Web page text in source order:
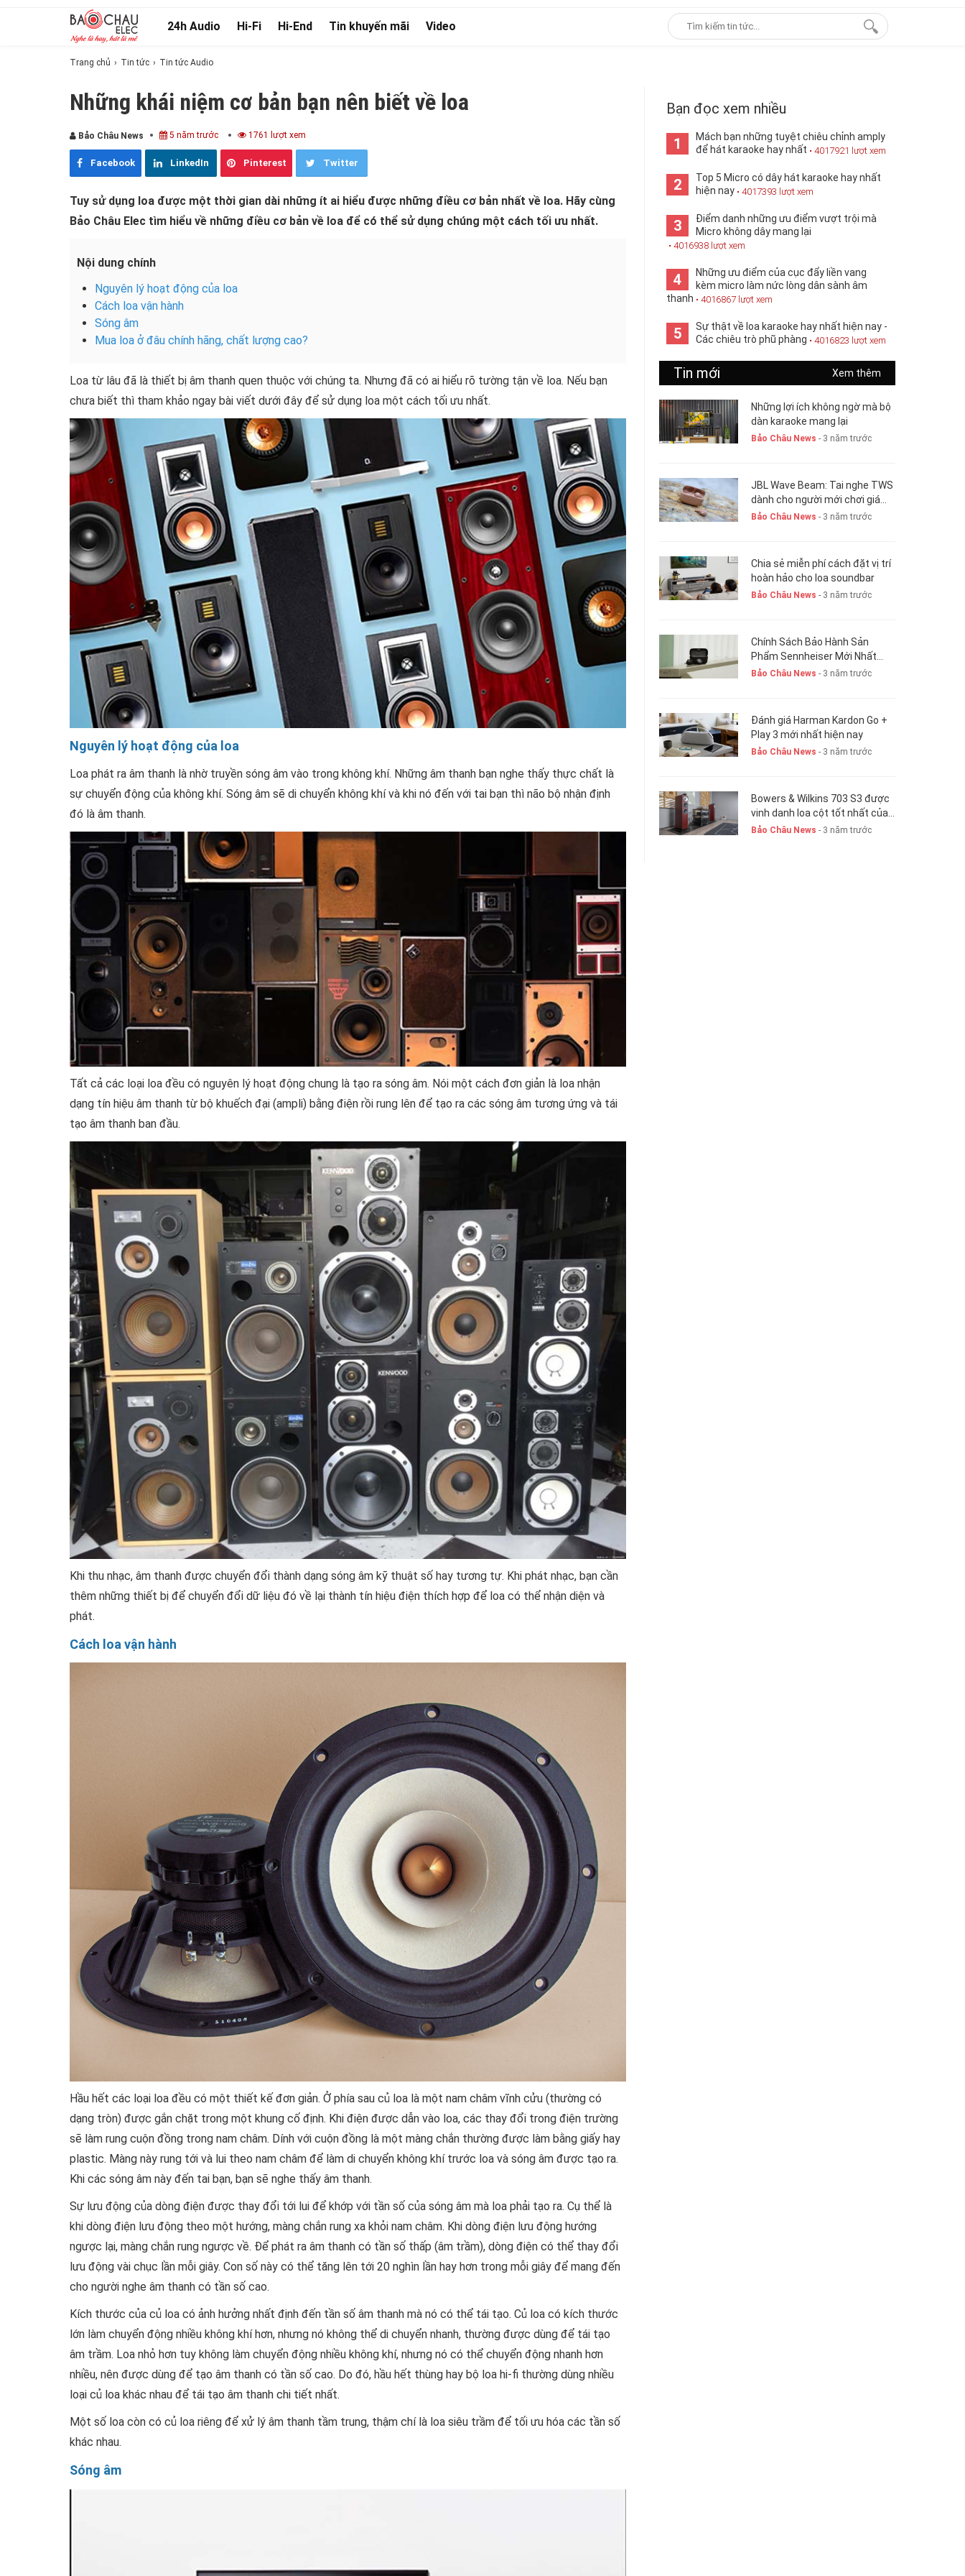
24h Audio Hi-Fi Hi-End Tin khuyến mãi Video
Trang chủ Tin tức Tin tức Audio
Những khái niệm cơ bản bạn nên biết về loa
Bảo Châu News 5 năm trước 1761 lượt xem
Facebook LinkedIn Pinterest Twitter
Tuy sử dụng loa được một thời gian dài những ít ai hiểu được những điều cơ bản nhất về loa. Hãy cùng
Bảo Châu Elec tìm hiểu về những điều cơ bản về loa để có thể sử dụng chúng một cách tối ưu nhất.
Nội dung chính
Nguyên lý hoạt động của loa
Cách loa vận hành
Sóng âm
Mua loa ở đâu chính hãng, chất lượng cao?
Loa từ lâu đã là thiết bị âm thanh quen thuộc với chúng ta. Nhưng đã có ai hiểu rõ tường tận về loa. Nếu bạn
chưa biết thì tham khảo ngay bài viết dưới đây để sử dụng loa một cách tối ưu nhất.
Nguyên lý hoạt động của loa
Loa phát ra âm thanh là nhờ truyền sóng âm vào trong không khí. Những âm thanh bạn nghe thấy thực chất là
sự chuyển động của không khí. Sóng âm sẽ di chuyển không khí và khi nó đến với tai bạn thì não bộ nhận định
đó là âm thanh.
Tất cả các loại loa đều có nguyên lý hoạt động chung là tạo ra sóng âm. Nói một cách đơn giản là loa nhận
dạng tín hiệu âm thanh từ bộ khuếch đại (ampli) bằng điện rồi rung lên để tạo ra các sóng âm tương ứng và tái
tạo âm thanh ban đầu.
Khi thu nhạc, âm thanh được chuyển đổi thành dạng sóng âm kỹ thuật số hay tương tự. Khi phát nhạc, bạn cần
thêm những thiết bị để chuyển đổi dữ liệu đó về lại thành tín hiệu điện thích hợp để loa có thể nhận diện và
phát.
Cách loa vận hành
Hầu hết các loại loa đều có một thiết kế đơn giản. Ở phía sau củ loa là một nam châm vĩnh cửu (thường có
dạng tròn) được gắn chặt trong một khung cố định. Khi điện được dẫn vào loa, các thay đổi trong điện trường
sẽ làm rung cuộn đồng trong nam châm. Dính với cuộn đồng là một màng chắn thường được làm bằng giấy hay
plastic. Màng này rung tới và lui theo nam châm để làm di chuyển không khí trước loa và sóng âm được tạo ra.
Khi các sóng âm này đến tai bạn, bạn sẽ nghe thấy âm thanh.
Sự lưu động của dòng điện được thay đổi tới lui để khớp với tần số của sóng âm mà loa phải tạo ra. Cụ thể là
khi dòng điện lưu động theo một hướng, màng chắn rung xa khỏi nam châm. Khi dòng điện lưu động hướng
ngược lại, màng chắn rung ngược về. Để phát ra âm thanh có tần số thấp (âm trầm), dòng điện có thể thay đổi
lưu động vài chục lần mỗi giây. Con số này có thể tăng lên tới 20 nghìn lần hay hơn trong mỗi giây để mang đến
cho người nghe âm thanh có tần số cao.
Kích thước của củ loa có ảnh hưởng nhất định đến tần số âm thanh mà nó có thể tái tạo. Củ loa có kích thước
lớn làm chuyển động nhiều không khí hơn, nhưng nó không thể di chuyển nhanh, thường được dùng để tái tạo
âm trầm. Loa nhỏ hơn tuy không làm chuyển động nhiều không khí, nhưng nó có thể chuyển động nhanh hơn
nhiều, nên được dùng để tạo âm thanh có tần số cao. Do đó, hầu hết thùng hay bộ loa hi-fi thường dùng nhiều
loại củ loa khác nhau để tái tạo âm thanh chi tiết nhất.
Một số loa còn có củ loa riêng để xử lý âm thanh tầm trung, thậm chí là loa siêu trầm để tối ưu hóa các tần số
khác nhau.
Sóng âm
Bạn đọc xem nhiều
1
Mách bạn những tuyệt chiêu chỉnh amply
để hát karaoke hay nhất • 4017921 lượt xem
2
Top 5 Micro có dây hát karaoke hay nhất
hiện nay • 4017393 lượt xem
3
Điểm danh những ưu điểm vượt trội mà
Micro không dây mang lại
• 4016938 lượt xem
4
Những ưu điểm của cục đẩy liền vang
kèm micro làm nức lòng dân sành âm
thanh • 4016867 lượt xem
5
Sự thật về loa karaoke hay nhất hiện nay -
Các chiêu trò phũ phàng • 4016823 lượt xem
Tin mới Xem thêm
Những lợi ích không ngờ mà bộ
dàn karaoke mang lại
Bảo Châu News - 3 năm trước
JBL Wave Beam: Tai nghe TWS
dành cho người mới chơi giá
chỉ 1,5 triệu đồng
Bảo Châu News - 3 năm trước
Chia sẻ miễn phí cách đặt vị trí
hoàn hảo cho loa soundbar
Bảo Châu News - 3 năm trước
Chính Sách Bảo Hành Sản
Phẩm Sennheiser Mới Nhất
Hiện Nay. New 2023
Bảo Châu News - 3 năm trước
Đánh giá Harman Kardon Go +
Play 3 mới nhất hiện nay
Bảo Châu News - 3 năm trước
Bowers & Wilkins 703 S3 được
vinh danh loa cột tốt nhất của
năm 2023-24
Bảo Châu News - 3 năm trước